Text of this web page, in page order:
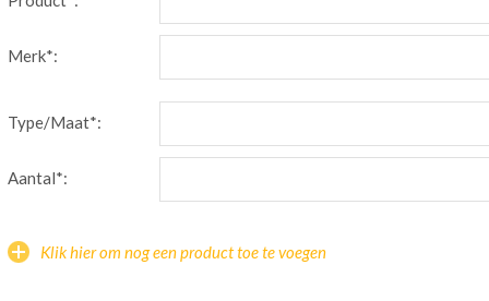
Merk*:
Type/Maat*:
Aantal*:
Klik hier om nog een product toe te voegen